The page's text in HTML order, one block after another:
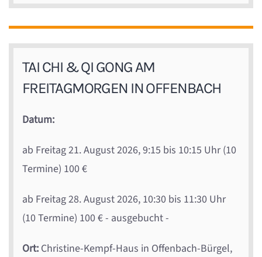
TAI CHI & QI GONG AM
FREITAGMORGEN IN OFFENBACH
Datum:
ab Freitag 21. August 2026, 9:15 bis 10:15 Uhr (10
Termine) 100 €
ab Freitag 28. August 2026, 10:30 bis 11:30 Uhr
(10 Termine) 100 € - ausgebucht -
Ort: Christine-Kempf-Haus in Offenbach-Bürgel,